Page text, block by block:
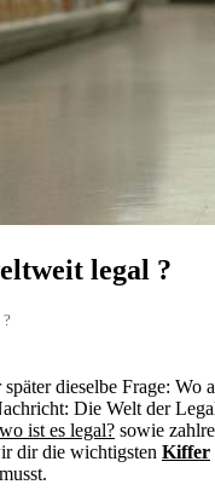
legal ?
dieselbe Frage: Wo
Die Welt der
ist es legal? sowie
dir die wichtigsten Kiffer